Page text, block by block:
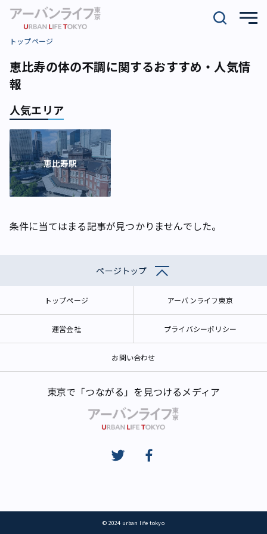
トップページ
恵比寿の体の不調に関するおすすめ・人気情
報
人気エリア
恵比寿駅
条件に当てはまる記事が見つかりませんでした。
ページトップ
トップページ アーバンライフ東京
運営会社 プライバシーポリシー
お問い合わせ
東京で「つながる」を見つけるメディア
© 2024 urban life tokyo